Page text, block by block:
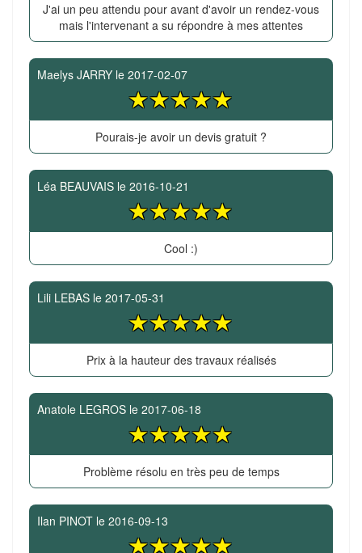
J'ai un peu attendu pour avant d'avoir un rendez-vous
mais l'intervenant a su répondre à mes attentes
Maelys JARRY le 2017-02-07
Pourais-je avoir un devis gratuit ?
Léa BEAUVAIS le 2016-10-21
Cool :)
Lili LEBAS le 2017-05-31
Prix à la hauteur des travaux réalisés
Anatole LEGROS le 2017-06-18
Problème résolu en très peu de temps
Ilan PINOT le 2016-09-13